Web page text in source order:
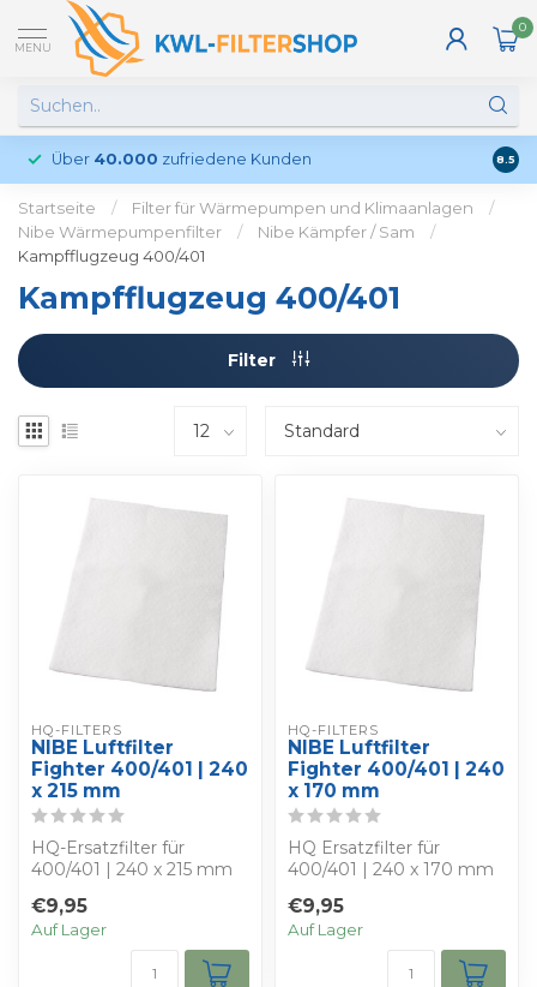
MENU
0
Über 40.000 zufriedene Kunden 8.5
Startseite / Filter für Wärmepumpen und Klimaanlagen
/
Nibe Wärmepumpenfilter
/ Nibe Kämpfer / Sam
/
Kampfflugzeug 400/401
Kampfflugzeug 400/401
Filter
HQ-FILTERS
NIBE Luftfilter
Fighter 400/401 | 240
x 215 mm
HQ-Ersatzfilter für
400/401 | 240 x 215 mm
diese sind...
€9,95
Auf Lager
HQ-FILTERS
NIBE Luftfilter
Fighter 400/401 | 240
x 170 mm
HQ Ersatzfilter für
400/401 | 240 x 170 mm
diese sind...
€9,95
Auf Lager